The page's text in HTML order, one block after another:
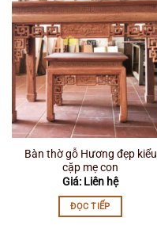
Bàn thờ gỗ Hương đẹp kiểu
cặp mẹ con
Giá: Liên hệ
ĐỌC TIẾP